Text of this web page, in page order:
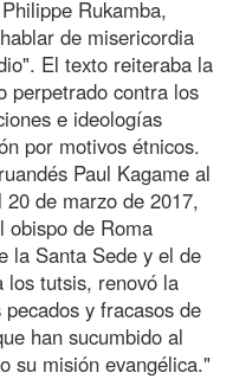
Rukamba,
de misericordia
El texto reiteraba la
perpetrado contra los
e ideologías
por motivos étnicos.
Paul Kagame al
de marzo de 2017,
obispo de Roma
la Santa Sede y el de
los tutsis, renovó la
y fracasos de
han sucumbido al
su misión evangélica."